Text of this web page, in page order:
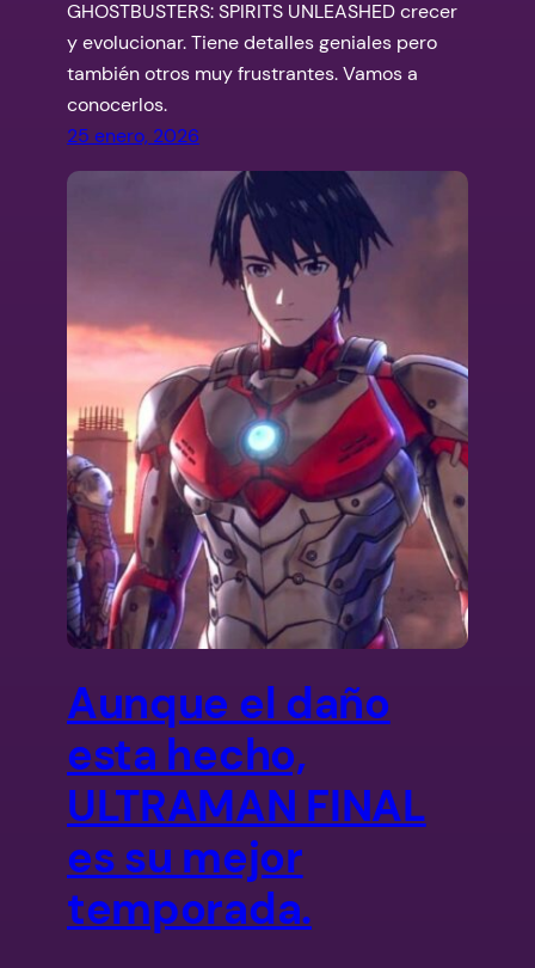
GHOSTBUSTERS: SPIRITS UNLEASHED crecer
y evolucionar. Tiene detalles geniales pero
también otros muy frustrantes. Vamos a
conocerlos.
25 enero, 2026
Aunque el daño
esta hecho,
ULTRAMAN FINAL
es su mejor
temporada.